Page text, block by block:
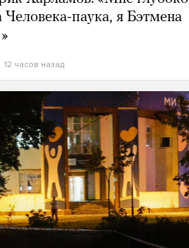
паука, я Бэтмена
12 часов назад